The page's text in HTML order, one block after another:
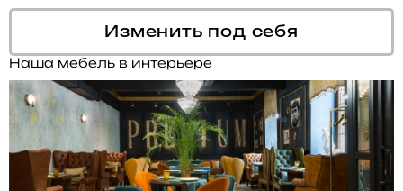
Изменить под себя
Наша мебель в интерьере